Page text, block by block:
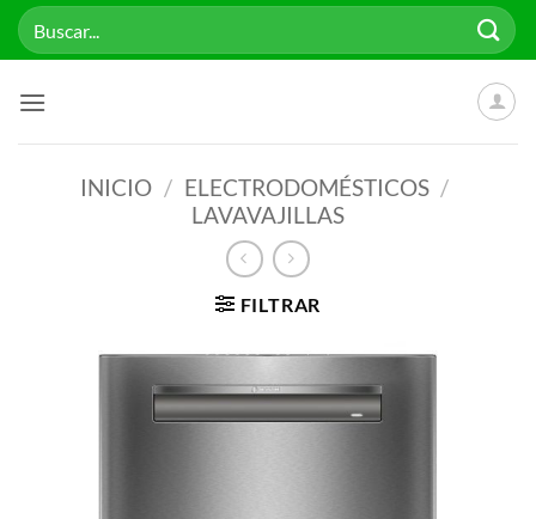
Saltar
Buscar
por:
INICIO / ELECTRODOMÉSTICOS /
LAVAVAJILLAS
FILTRAR